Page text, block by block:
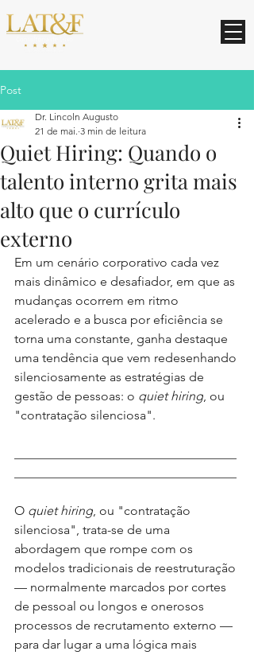
Post
Quiet Hiring: Quando o
talento interno grita mais
alto que o currículo
externo
Dr. Lincoln Augusto
21 de mai. 3 min de leitura
Em um cenário corporativo cada vez
mais dinâmico e desafiador, em que as
mudanças ocorrem em ritmo
acelerado e a busca por eficiência se
torna uma constante, ganha destaque
uma tendência que vem redesenhando
silenciosamente as estratégias de
gestão de pessoas: o quiet hiring, ou
"contratação silenciosa".
O quiet hiring, ou "contratação
silenciosa", trata-se de uma
abordagem que rompe com os
modelos tradicionais de reestruturação
— normalmente marcados por cortes
de pessoal ou longos e onerosos
processos de recrutamento externo —
para dar lugar a uma lógica mais